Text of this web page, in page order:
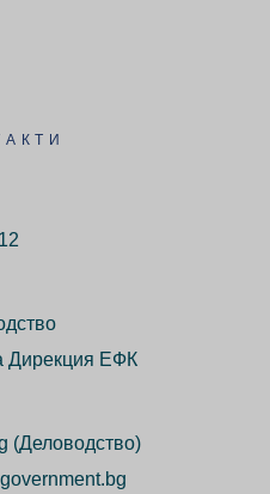
Дирекция ЕФК
(Деловодство)